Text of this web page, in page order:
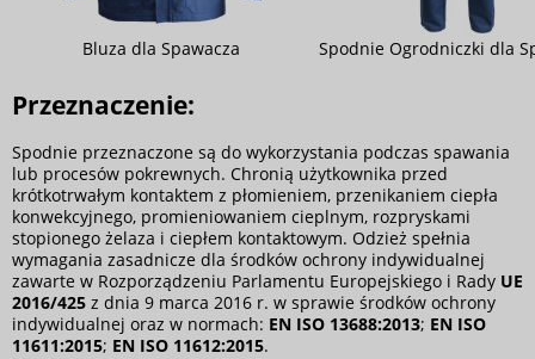
Bluza dla Spawacza Spodnie Ogrodniczki dla
Przeznaczenie:
Spodnie przeznaczone są do wykorzystania podczas spawania
lub procesów pokrewnych. Chronią użytkownika przed
krótkotrwałym kontaktem z płomieniem, przenikaniem ciepła
konwekcyjnego, promieniowaniem cieplnym, rozpryskami
stopionego żelaza i ciepłem kontaktowym. Odzież spełnia
wymagania zasadnicze dla środków ochrony indywidualnej
zawarte w Rozporządzeniu Parlamentu Europejskiego i Rady UE
2016/425 z dnia 9 marca 2016 r. w sprawie środków ochrony
indywidualnej oraz w normach: EN ISO 13688:2013; EN ISO
11611:2015; EN ISO 11612:2015.